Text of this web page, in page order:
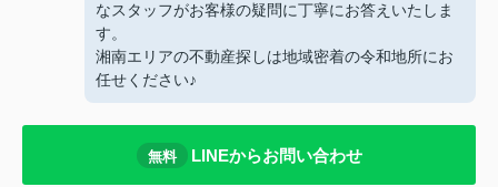
なスタッフがお客様の疑問に丁寧にお答えいたしま
す。
湘南エリアの不動産探しは地域密着の令和地所にお
任せください♪
無料 LINEからお問い合わせ